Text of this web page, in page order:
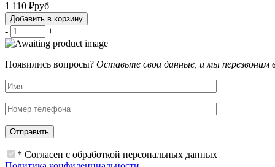
1 110 ₽руб
Добавить в корзину
- +
Появились вопросы? Оставьте свои данные, и мы перезвоним
* Согласен с обработкой персональных данных